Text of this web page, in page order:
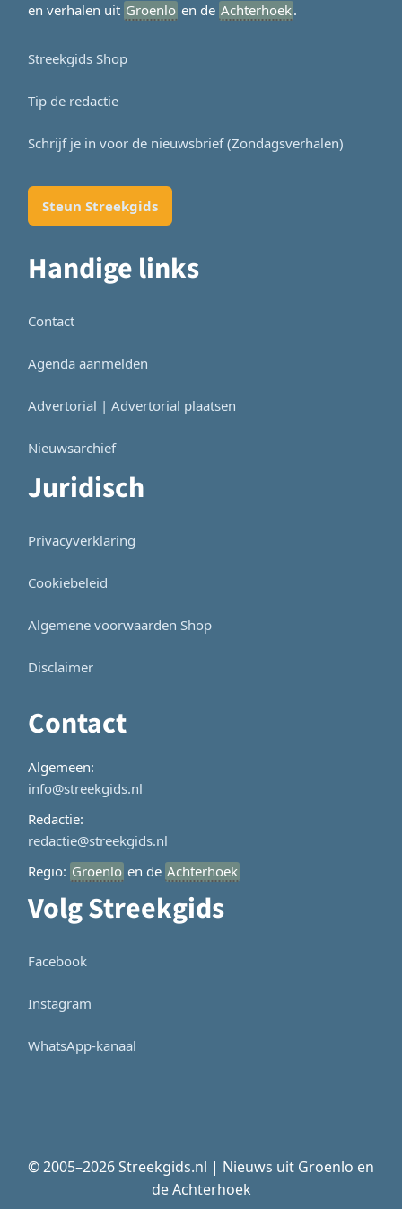
en verhalen uit Groenlo en de Achterhoek.
Streekgids Shop
Tip de redactie
Schrijf je in voor de nieuwsbrief (Zondagsverhalen)
Steun Streekgids
Handige links
Contact
Agenda aanmelden
Advertorial | Advertorial plaatsen
Nieuwsarchief
Juridisch
Privacyverklaring
Cookiebeleid
Algemene voorwaarden Shop
Disclaimer
Contact
Algemeen:
info@streekgids.nl
Redactie:
redactie@streekgids.nl
Regio: Groenlo en de Achterhoek
Volg Streekgids
Facebook
Instagram
WhatsApp-kanaal
© 2005–2026 Streekgids.nl | Nieuws uit Groenlo en
de Achterhoek